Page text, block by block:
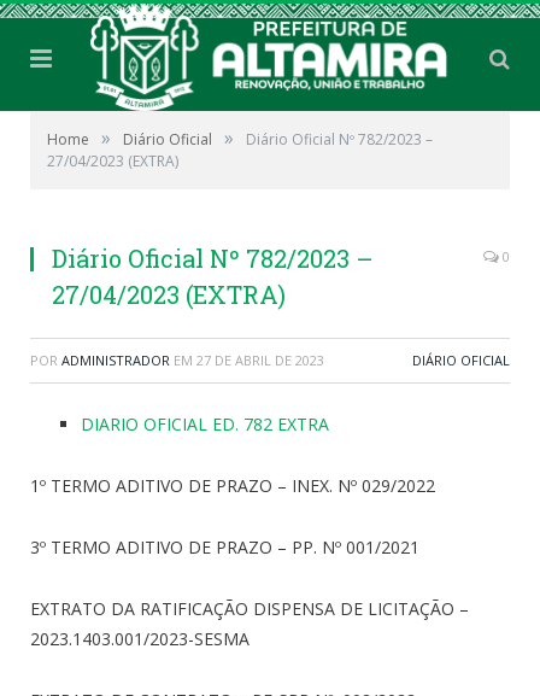
Home » Diário Oficial »
Diário Oficial Nº 782/2023 –
27/04/2023 (EXTRA)
Diário Oficial Nº 782/2023 –
27/04/2023 (EXTRA)
0
POR ADMINISTRADOR EM 27 DE ABRIL DE 2023 DIÁRIO OFICIAL
DIARIO OFICIAL ED. 782 EXTRA
1º TERMO ADITIVO DE PRAZO – INEX. Nº 029/2022
3º TERMO ADITIVO DE PRAZO – PP. Nº 001/2021
EXTRATO DA RATIFICAÇÃO DISPENSA DE LICITAÇÃO –
2023.1403.001/2023-SESMA